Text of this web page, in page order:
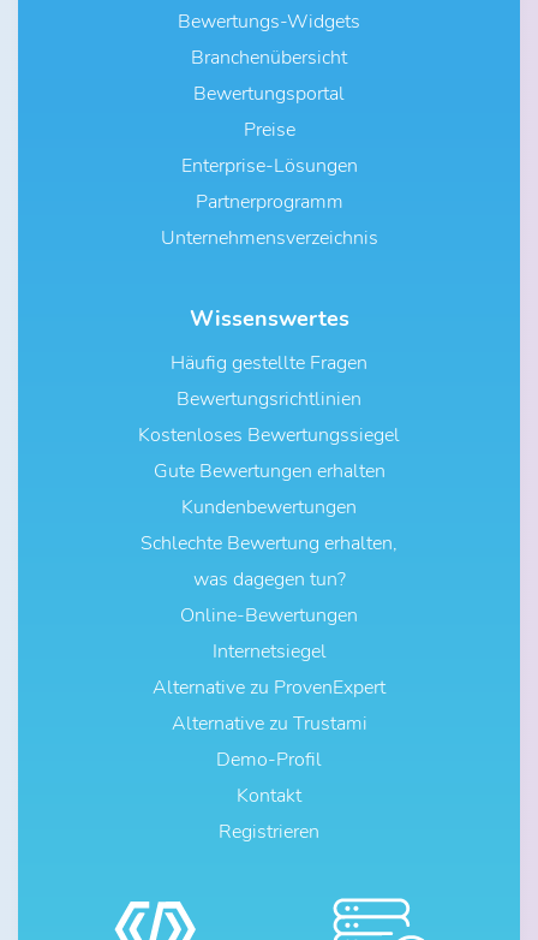
Bewertungs-Widgets
Branchenübersicht
Bewertungsportal
Preise
Enterprise-Lösungen
Partnerprogramm
Unternehmensverzeichnis
Wissenswertes
Häufig gestellte Fragen
Bewertungsrichtlinien
Kostenloses Bewertungssiegel
Gute Bewertungen erhalten
Kundenbewertungen
Schlechte Bewertung erhalten,
was dagegen tun?
Online-Bewertungen
Internetsiegel
Alternative zu ProvenExpert
Alternative zu Trustami
Demo-Profil
Kontakt
Registrieren